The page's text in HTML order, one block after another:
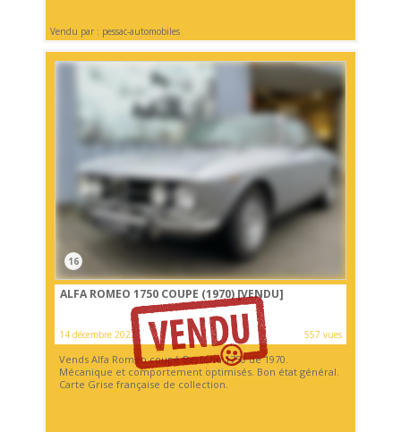
Vendu par : pessac-automobiles
16
ALFA ROMEO 1750 COUPE (1970)[VENDU]
14 décembre 2022 557 vues
Vends Alfa Romeo coupé Bertone 1750 de 1970.
Mécanique et comportement optimisés. Bon état général.
Carte Grise française de collection.